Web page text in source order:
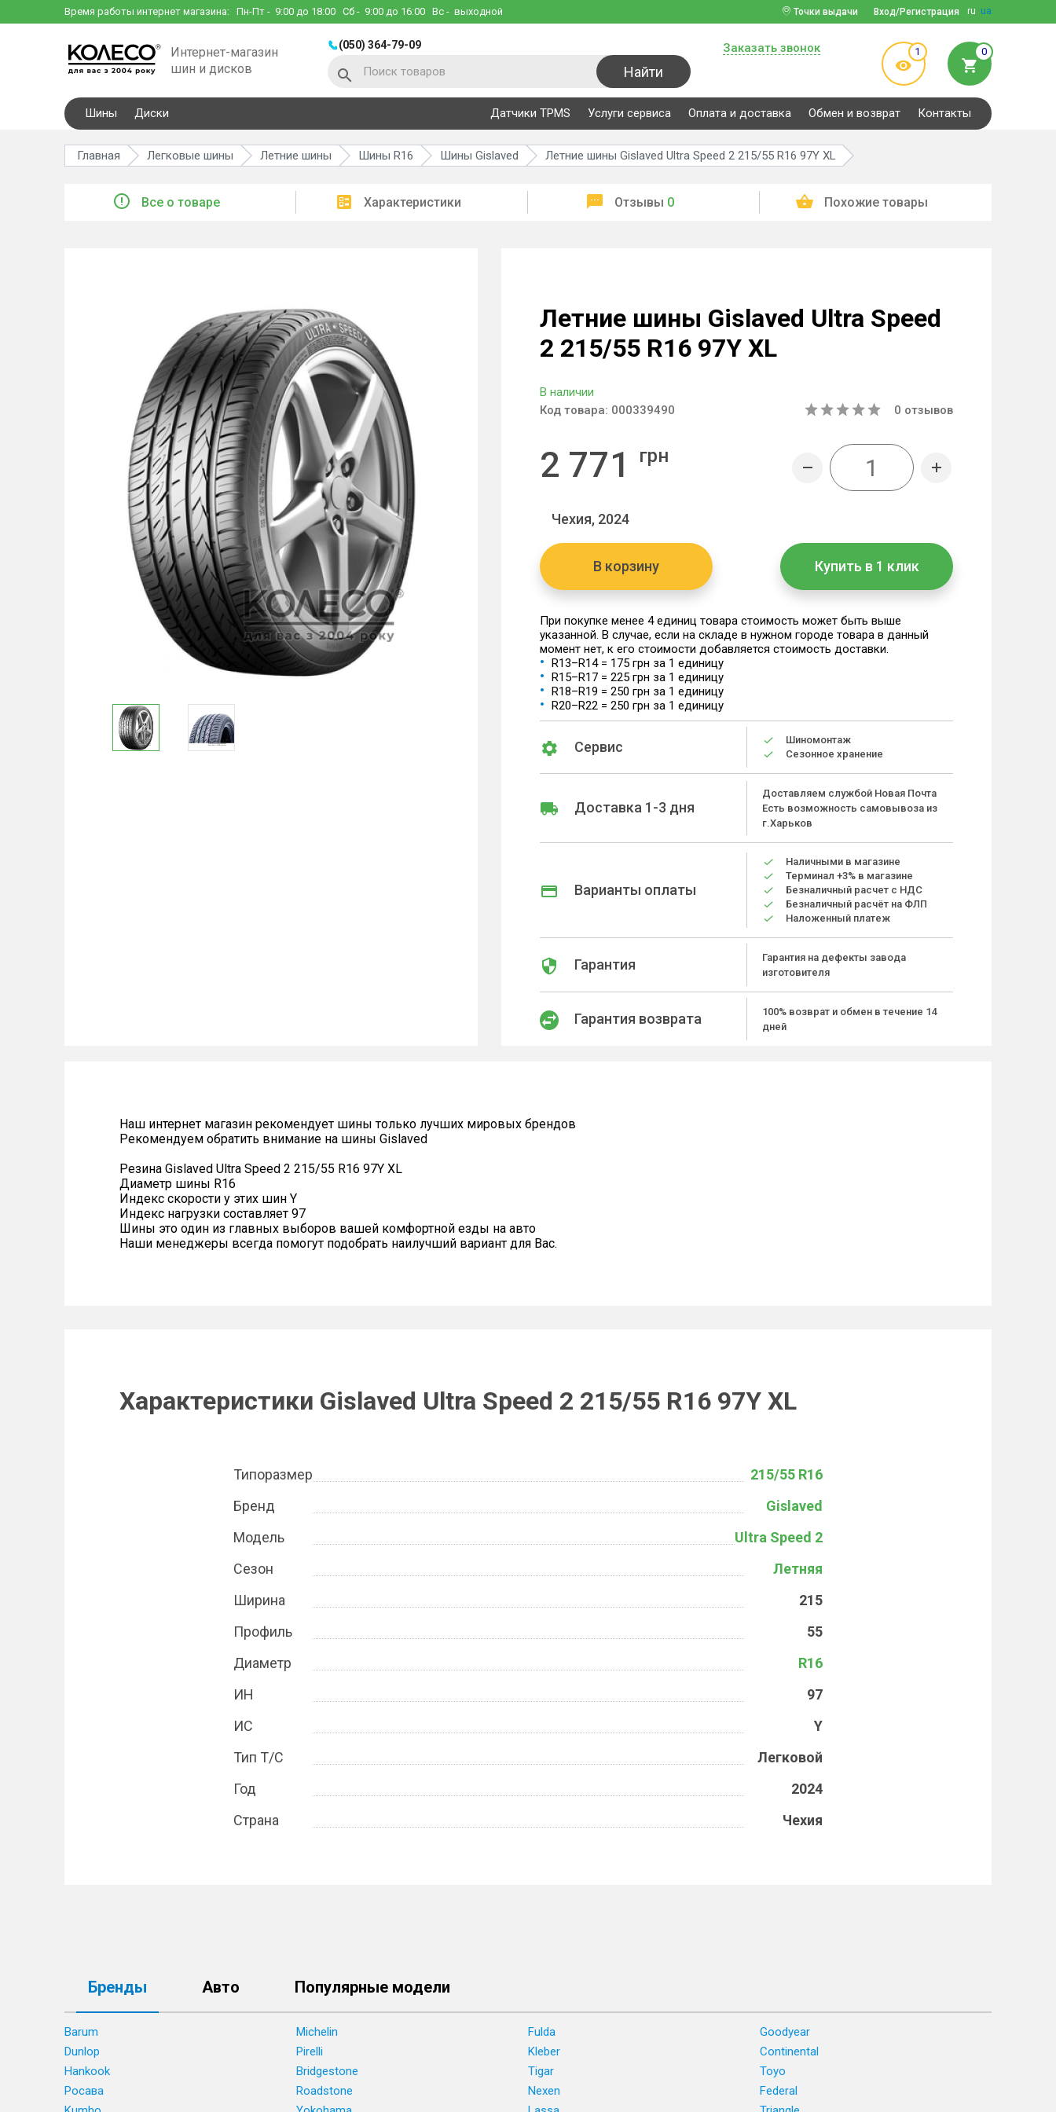
Время работы интернет магазина: Пн-Пт - 9:00 до 18:00 Сб - 9:00 до 16:00 Вс - выходной ru ua
Вход/Регистрация
Точки выдачи
Интернет-магазин
шин и дисков
(050) 364-79-09
Найти
Заказать звонок 1 0
Шины Диски Датчики TPMS Услуги сервиса Оплата и доставка Обмен и возврат Контакты
Главная Легковые шины Летние шины Шины R16 Шины Gislaved Летние шины Gislaved Ultra Speed 2 215/55 R16 97Y XL
Все о товаре Характеристики Отзывы 0 Похожие товары
Летние шины Gislaved Ultra Speed
2 215/55 R16 97Y XL
В наличии
Код товара: 000339490 0 отзывов
2 771 грн
Чехия, 2024
В корзину Купить в 1 клик
При покупке менее 4 единиц товара стоимость может быть выше
указанной. В случае, если на складе в нужном городе товара в данный
момент нет, к его стоимости добавляется стоимость доставки.
R13–R14 = 175 грн за 1 единицу
R15–R17 = 225 грн за 1 единицу
R18–R19 = 250 грн за 1 единицу
R20–R22 = 250 грн за 1 единицу
Сервис
Шиномонтаж
Сезонное хранение
Доставка 1-3 дня
Доставляем службой Новая Почта
Есть возможность самовывоза из
г.Харьков
Варианты оплаты
Наличными в магазине
Терминал +3% в магазине
Безналичный расчет с НДС
Безналичный расчёт на ФЛП
Наложенный платеж
Гарантия
Гарантия на дефекты завода
изготовителя
Гарантия возврата
100% возврат и обмен в течение 14
дней
Наш интернет магазин рекомендует шины только лучших мировых брендов
Рекомендуем обратить внимание на шины Gislaved
Резина Gislaved Ultra Speed 2 215/55 R16 97Y XL
Диаметр шины R16
Индекс скорости у этих шин Y
Индекс нагрузки составляет 97
Шины это один из главных выборов вашей комфортной езды на авто
Наши менеджеры всегда помогут подобрать наилучший вариант для Вас.
Характеристики Gislaved Ultra Speed 2 215/55 R16 97Y XL
Типоразмер
215/55 R16
Бренд
Gislaved
Модель
Ultra Speed 2
Сезон
Летняя
Ширина
215
Профиль
55
Диаметр
R16
ИН
97
ИС
Y
Тип Т/С
Легковой
Год
2024
Страна
Чехия
Бренды Авто Популярные модели
Barum Michelin Fulda
Goodyear
Dunlop
Pirelli Kleber
Continental
Hankook
Bridgestone Tigar
Toyo
Росава
Roadstone Nexen
Federal